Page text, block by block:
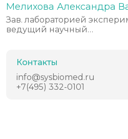
Мелихова Александра
Зав. лабораторией
ведущий научный…
Контакты
info@sysbiomed.ru
+7(495) 332-0101